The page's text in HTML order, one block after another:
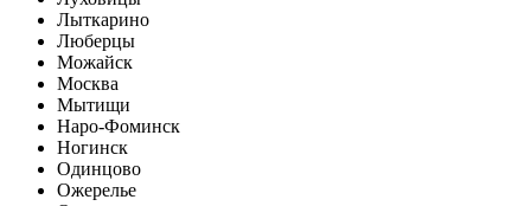
Лыткарино
Люберцы
Можайск
Москва
Мытищи
Наро-Фоминск
Ногинск
Одинцово
Ожерелье